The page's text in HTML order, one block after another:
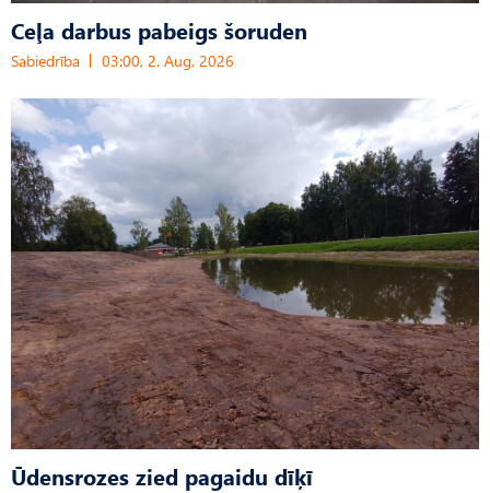
Ceļa darbus pabeigs šoruden
Sabiedrība 03:00, 2. Aug, 2026
Ūdensrozes zied pagaidu dīķī